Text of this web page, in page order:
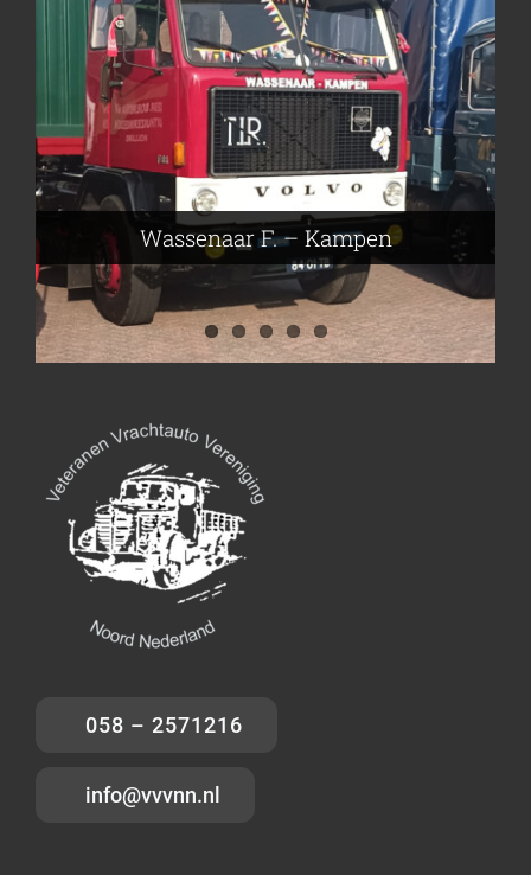
Wassenaar F. – Kampen
Nijmeier Erwin – Smilde
Frieling Koos – Klazienaveen
Hartog den Richard – Borculo
Leeuwen van Joop – Leek
058 – 2571216
info@vvvnn.nl